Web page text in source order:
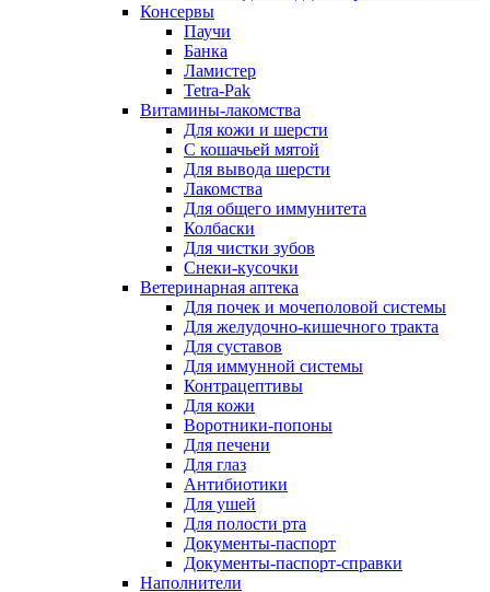
Консервы
Паучи
Банка
Ламистер
Tetra-Pak
Витамины-лакомства
Для кожи и шерсти
С кошачьей мятой
Для вывода шерсти
Лакомства
Для общего иммунитета
Колбаски
Для чистки зубов
Снеки-кусочки
Ветеринарная аптека
Для почек и мочеполовой системы
Для желудочно-кишечного тракта
Для суставов
Для иммунной системы
Контрацептивы
Для кожи
Воротники-попоны
Для печени
Для глаз
Антибиотики
Для ушей
Для полости рта
Документы-паспорт
Документы-паспорт-справки
Наполнители